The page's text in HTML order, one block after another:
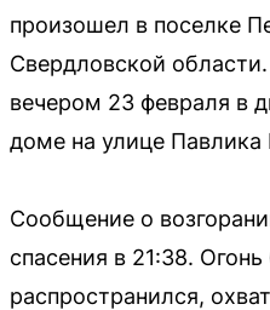
произошел в поселке
Свердловской
вечером 23 февраля в
доме на улице Павлика
Сообщение о
спасения в 21:38.
распространился,